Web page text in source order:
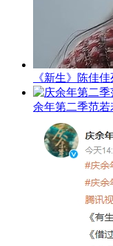
《新生》陈佳
余年第二季范